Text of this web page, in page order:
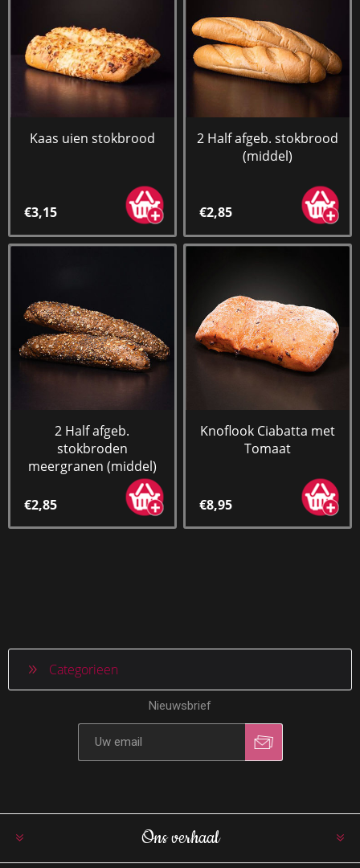
Kaas uien stokbrood
€3,15
2 Half afgeb. stokbrood
(middel)
€2,85
2 Half afgeb.
stokbroden
meergranen (middel)
€2,85
Knoflook Ciabatta met
Tomaat
€8,95
Categorieen
Nieuwsbrief
Ons verhaal